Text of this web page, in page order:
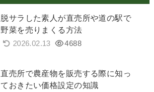
脱サラした素人が直売所や道の駅で
野菜を売りまくる方法
2026.02.13 4688
直売所で農産物を販売する際に知っ
ておきたい価格設定の知識